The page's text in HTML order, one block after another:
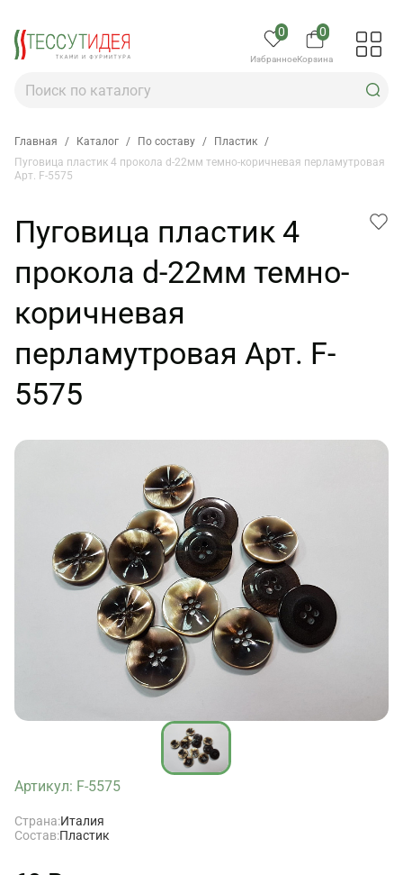
0
Избранное
0
Корзина
Главная / Каталог / По составу / Пластик /
Пуговица пластик 4 прокола d-22мм темно-коричневая перламутровая
Арт. F-5575
Пуговица пластик 4
прокола d-22мм темно-
коричневая
перламутровая Арт. F-
5575
Артикул: F-5575
Страна:Италия
Состав:Пластик